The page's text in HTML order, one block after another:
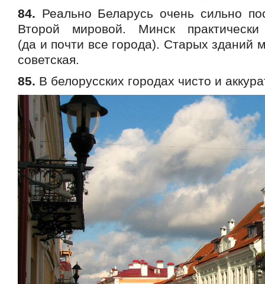
84. Реально Беларусь очень сильно
Второй мировой. Минск
(да и почти все города). Старых зданий
советская.
85. В белорусских городах чисто и